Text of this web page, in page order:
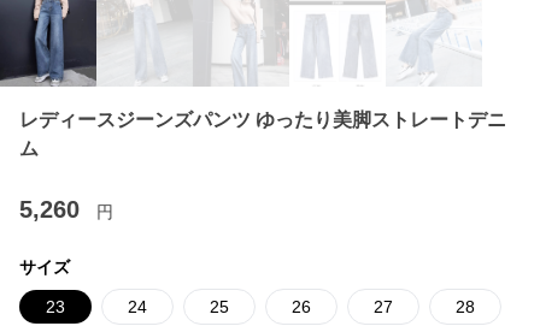
レディースジーンズパンツ ゆったり美脚ストレートデニ
ム
5,260 円
サイズ
23 24 25 26 27 28